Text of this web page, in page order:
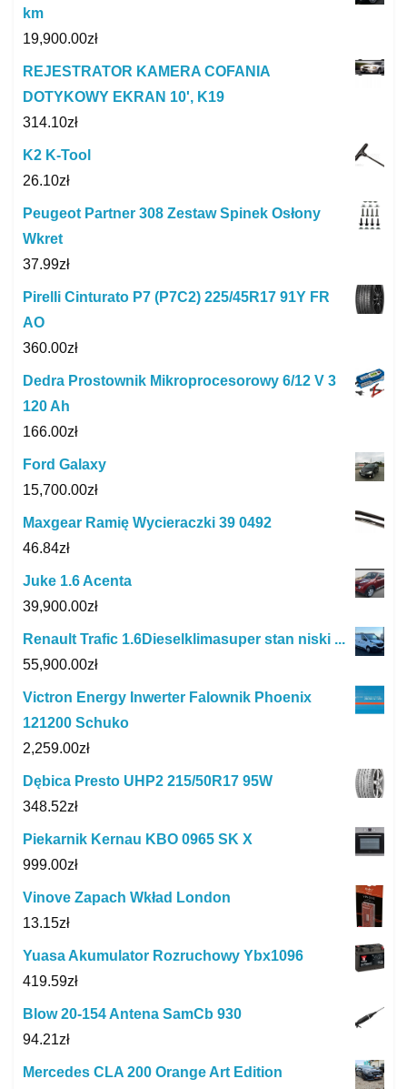
km
19,900.00zł
REJESTRATOR KAMERA COFANIA
DOTYKOWY EKRAN 10', K19
314.10zł
K2 K-Tool
26.10zł
Peugeot Partner 308 Zestaw Spinek Osłony
Wkret
37.99zł
Pirelli Cinturato P7 (P7C2) 225/45R17 91Y FR
AO
360.00zł
Dedra Prostownik Mikroprocesorowy 6/12 V 3
120 Ah
166.00zł
Ford Galaxy
15,700.00zł
Maxgear Ramię Wycieraczki 39 0492
46.84zł
Juke 1.6 Acenta
39,900.00zł
Renault Trafic 1.6Dieselklimasuper stan niski ...
55,900.00zł
Victron Energy Inwerter Falownik Phoenix
121200 Schuko
2,259.00zł
Dębica Presto UHP2 215/50R17 95W
348.52zł
Piekarnik Kernau KBO 0965 SK X
999.00zł
Vinove Zapach Wkład London
13.15zł
Yuasa Akumulator Rozruchowy Ybx1096
419.59zł
Blow 20-154 Antena SamCb 930
94.21zł
Mercedes CLA 200 Orange Art Edition